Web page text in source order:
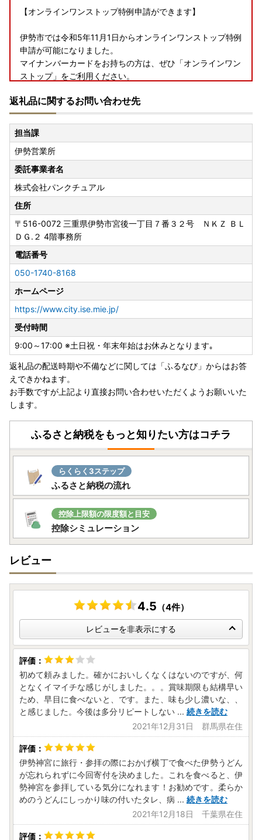
【オンラインワンストップ特例申請ができます】
伊勢市では令和5年11月1日からオンラインワンストップ特例
申請が可能になりました。
マイナンバーカードをお持ちの方は、ぜひ「オンラインワン
ストップ」をご利用ください。
https://mypg.jp/
～動画で申請手順を確認できます～
https://youtu.be/9efFmbWC5hw
～オンラインワンストップに関するお問合せ先～
下記フォームよりお問合せください。
https://mypg.jp/contact/
【返礼品の配送に関するお問い合わせ先について※ふるなび
トラベルを除く】
委託事業者：株式会社パンクチュアル 伊勢営業所
メールアドレス：ise@furusato-supports.com
電話番号：050-1740-8168
【お知らせ】
たしておりませんので、ご了承ください。
返礼品に関するお問い合わせ先
担当課
伊勢営業所
委託事業者名
株式会社パンクチュアル
住所
〒516-0072 三重県伊勢市宮後一丁目７番３２号 ＮＫＺ ＢＬ
ＤＧ.２ 4階事務所
電話番号
050-1740-8168
ホームページ
https://www.city.ise.mie.jp/
受付時間
9:00～17:00 ※土日祝・年末年始はお休みとなります｡
返礼品の配送時期や不備などに関しては「ふるなび」からはお答
えできかねます。
お手数ですが上記より直接お問い合わせいただくようお願いいた
します。
ふるさと納税をもっと知りたい方はコチラ
らくらく3ステップ
ふるさと納税の流れ
控除上限額の限度額と目安
控除シミュレーション
レビュー
4.5 （4件）
レビューを非表示にする
初めて頼みました。確かにおいしくなくはないのですが、何
となくイマイチな感じがしました。。。賞味期限も結構早い
ため、早目に食べないと、です。また、味も少し濃いな、、
と感じました。今後は多分リピートしない ... 続きを読む
2021年12月31日 群馬県在住
伊勢神宮に旅行・参拝の際におかげ横丁で食べた伊勢うどん
が忘れられずに今回寄付を決めました。これを食べると、伊
勢神宮を参拝している気分になれます！お勧めです。柔らか
めのうどんにしっかり味の付いたタレ、病 ... 続きを読む
2021年12月18日 千葉県在住